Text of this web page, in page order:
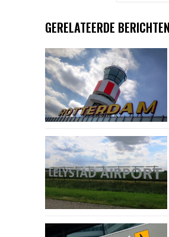
GERELATEERDE BERICHTEN